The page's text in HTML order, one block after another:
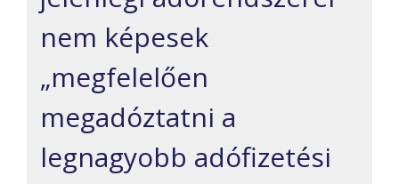
nem képesek
„megfelelően
megadóztatni a
legnagyobb adófizetési